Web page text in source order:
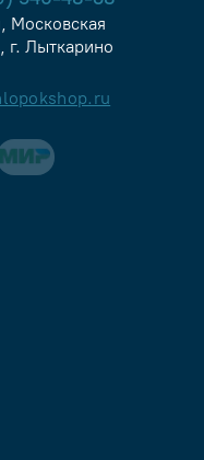
Московская
г. Лыткарино